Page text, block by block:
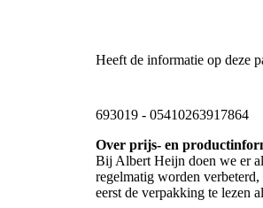
Heeft de informatie op deze
693019 - 05410263917864
Over prijs- en
Bij Albert Heijn doen we er
regelmatig worden
eerst de verpakking te lezen